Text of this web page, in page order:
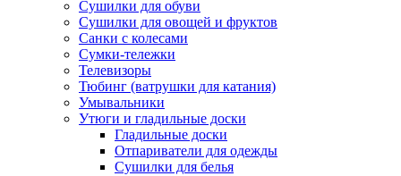
Сушилки для обуви
Сушилки для овощей и фруктов
Санки с колесами
Сумки-тележки
Телевизоры
Тюбинг (ватрушки для катания)
Умывальники
Утюги и гладильные доски
Гладильные доски
Отпариватели для одежды
Сушилки для белья